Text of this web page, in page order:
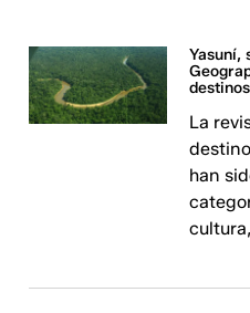
Yasuní,
La
han